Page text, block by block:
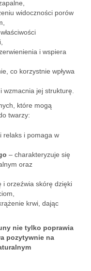
widoczności porów
i wspiera
co korzystnie wpływa
wzmacnia jej strukturę.
które mogą
twarzy:
relaks i pomaga w
– charakteryzuje się
oraz
i orzeźwia skórę dzięki
krwi, dając
nie tylko poprawia
pozytywnie na